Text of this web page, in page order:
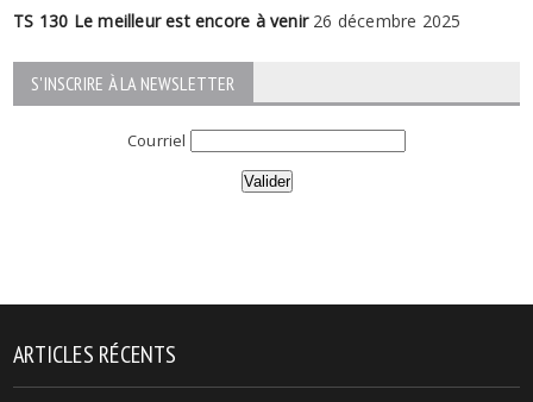
TS 130 Le meilleur est encore à venir 26 décembre 2025
S'INSCRIRE À LA NEWSLETTER
Courriel
ARTICLES RÉCENTS